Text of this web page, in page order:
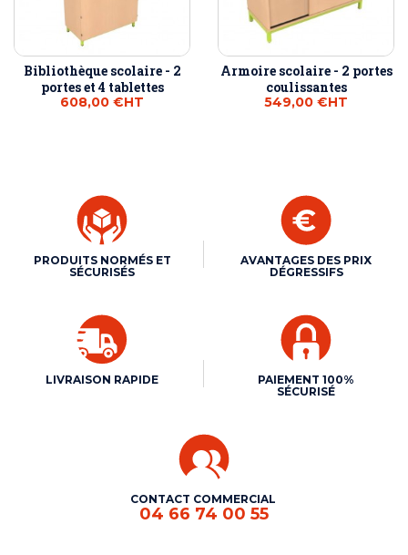
Bibliothèque scolaire - 2
portes et 4 tablettes
608,00 €HT
Armoire scolaire - 2 portes
coulissantes
549,00 €HT
PRODUITS NORMÉS ET
SÉCURISÉS
AVANTAGES DES PRIX
DÉGRESSIFS
LIVRAISON RAPIDE
PAIEMENT 100%
SÉCURISÉ
CONTACT COMMERCIAL
04 66 74 00 55